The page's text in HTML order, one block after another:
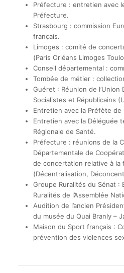
Préfecture : entretien avec
Préfecture.
Strasbourg : commission
français.
Limoges : comité de
(Paris Orléans Limoges
Conseil départemental :
Tombée de métier :
Guéret : Réunion de l’Union
Socialistes et Républicains
Entretien avec la Préfète de
Entretien avec la Déléguée
Régionale de Santé.
Préfecture : réunions de la
Départementale de
de concertation relative à la
(Décentralisation,
Groupe Ruralités du Sénat :
Ruralités de l’Assemblée
Audition de l’ancien
du musée du Quai Branly –
Maison du Sport français :
prévention des violences